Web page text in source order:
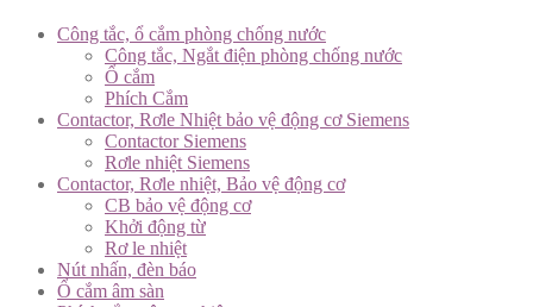
Công tắc, ổ cắm phòng chống nước
Công tắc, Ngắt điện phòng chống nước
Ổ cắm
Phích Cắm
Contactor, Rơle Nhiệt bảo vệ động cơ Siemens
Contactor Siemens
Rơle nhiệt Siemens
Contactor, Rơle nhiệt, Bảo vệ động cơ
CB bảo vệ động cơ
Khởi động từ
Rơ le nhiệt
Nút nhấn, đèn báo
Ổ cắm âm sàn